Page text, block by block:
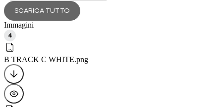
SCARICA TUTTO
Immagini
4
B TRACK C WHITE.png